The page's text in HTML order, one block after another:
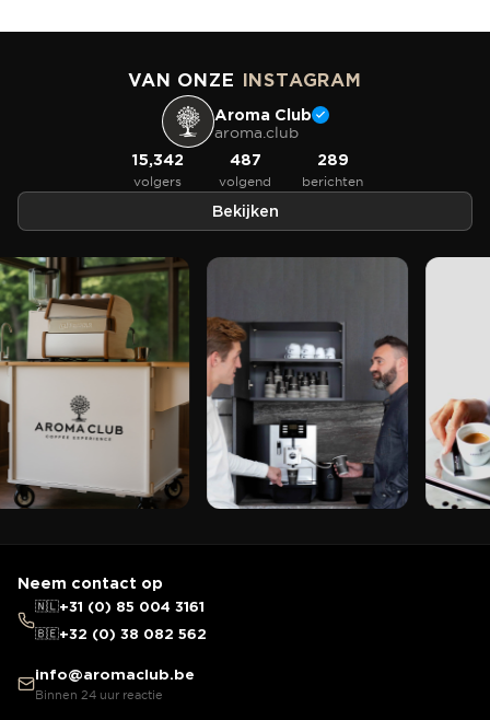
VAN ONZE INSTAGRAM
Aroma Club
aroma.club
15,342
volgers
487
volgend
289
berichten
Bekijken
Neem contact op
🇳🇱+31 (0) 85 004 3161
🇧🇪+32 (0) 38 082 562
info@aromaclub.be
Binnen 24 uur reactie